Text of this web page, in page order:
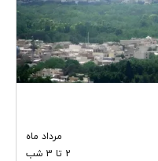
مرداد ماه
2 تا 3 شب